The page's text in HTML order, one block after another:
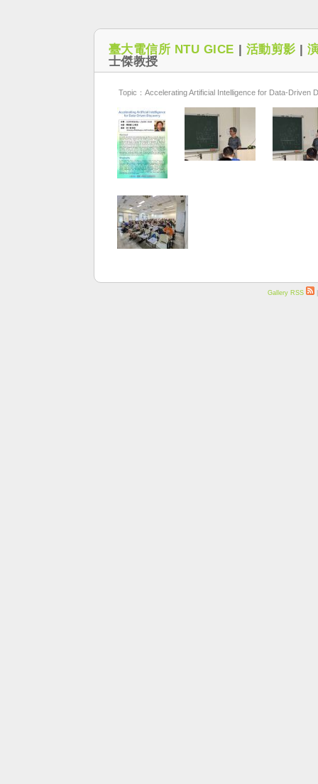
臺大電信所 NTU GICE | 活動剪影 |
士傑教授
Topic：Accelerating Artificial Intelligence for Data-Driven
Gallery RSS